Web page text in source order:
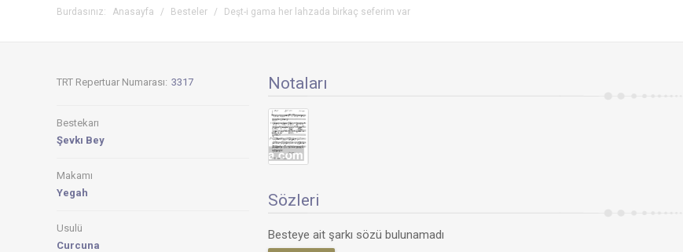
Burdasınız: Anasayfa / Besteler / Deşt-i gama her lahzada birkaç seferim var
TRT Repertuar Numarası: 3317
Bestekarı
Şevkı Bey
Makamı
Yegah
Usulü
Curcuna
Notaları
Sözleri
Besteye ait şarkı sözü bulunamadı